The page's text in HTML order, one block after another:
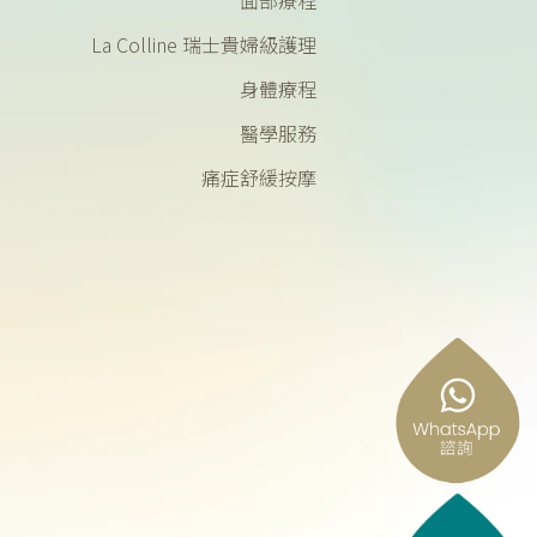
La Colline 瑞士貴婦級護理
身體療程
醫學服務
痛症舒緩按摩